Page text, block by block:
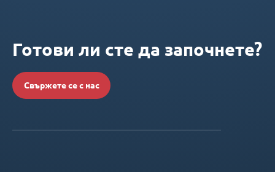
Готови ли сте да започнете?
Свържете се с нас